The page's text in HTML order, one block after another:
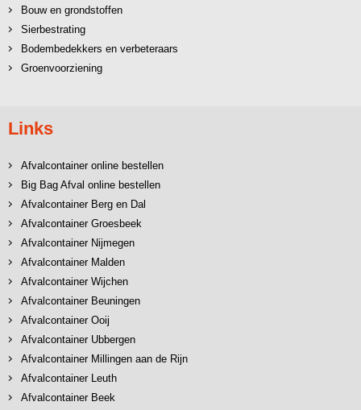
Bouw en grondstoffen
Sierbestrating
Bodembedekkers en verbeteraars
Groenvoorziening
Links
Afvalcontainer online bestellen
Big Bag Afval online bestellen
Afvalcontainer Berg en Dal
Afvalcontainer Groesbeek
Afvalcontainer Nijmegen
Afvalcontainer Malden
Afvalcontainer Wijchen
Afvalcontainer Beuningen
Afvalcontainer Ooij
Afvalcontainer Ubbergen
Afvalcontainer Millingen aan de Rijn
Afvalcontainer Leuth
Afvalcontainer Beek